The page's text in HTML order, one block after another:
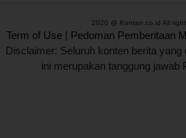
2020 @ Kontan.co.id All
Term of Use | Pedoman Pemberitaan
Disclaimer: Seluruh konten berita
ini merupakan tanggung jawab